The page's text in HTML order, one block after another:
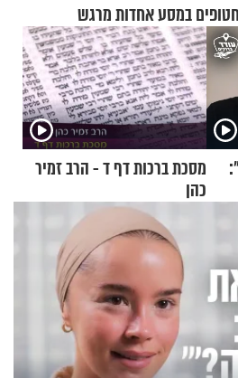
במסע אחדות מרגש
מסכת ברכות דף ד - הרב זמיר
כהן